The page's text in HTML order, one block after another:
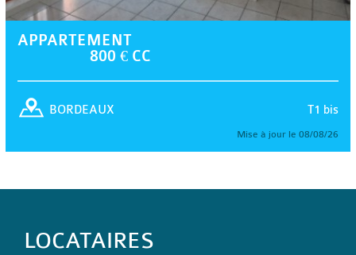
APPARTEMENT
800 € CC
T1 bis
BORDEAUX
Mise à jour le 08/08/26
LOCATAIRES